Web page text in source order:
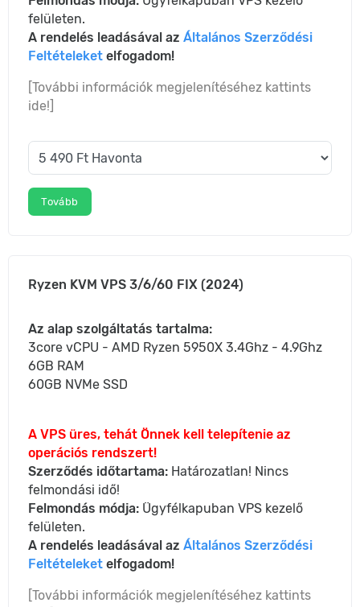
felületen.
A rendelés leadásával azÁltalános Szerződési
Feltételeket elfogadom!
[További információk megjelenítéséhez kattints
ide!]
Tovább
Ryzen KVM VPS 3/6/60 FIX (2024)
Az alap szolgáltatás tartalma:
3core vCPU - AMD Ryzen 5950X 3.4Ghz - 4.9Ghz
6GB RAM
60GB NVMe SSD
A VPS üres, tehát Önnek kell telepítenie az
operációs rendszert!
Szerződés időtartama: Határozatlan! Nincs
felmondási idő!
Felmondás módja: Ügyfélkapuban VPS kezelő
felületen.
A rendelés leadásával azÁltalános Szerződési
Feltételeket elfogadom!
[További információk megjelenítéséhez kattints